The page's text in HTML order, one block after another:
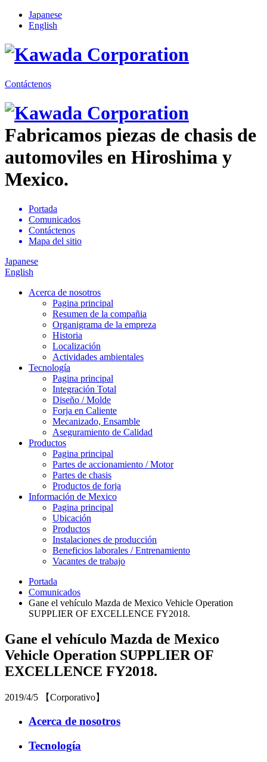
Japanese
English
Contáctenos
Fabricamos piezas de chasis de
automoviles en Hiroshima y
Mexico.
Portada
Comunicados
Contáctenos
Mapa del sitio
Japanese
English
Acerca de nosotros
Pagina principal
Resumen de la compañia
Organigrama de la empreza
Historia
Localización
Actividades ambientales
Tecnología
Pagina principal
Integración Total
Diseño / Molde
Forja en Caliente
Mecanizado, Ensamble
Aseguramiento de Calidad
Productos
Pagina principal
Partes de accionamiento / Motor
Partes de chasis
Productos de forja
Información de Mexico
Pagina principal
Ubicación
Productos
Instalaciones de producción
Beneficios laborales / Entrenamiento
Vacantes de trabajo
Portada
Comunicados
Gane el vehículo Mazda de Mexico Vehicle Operation
SUPPLIER OF EXCELLENCE FY2018.
Gane el vehículo Mazda de Mexico
Vehicle Operation SUPPLIER OF
EXCELLENCE FY2018.
2019/4/5 【Corporativo】
Acerca de nosotros
Tecnología